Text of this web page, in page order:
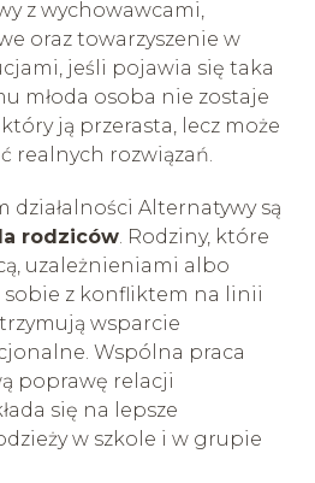
z wychowawcami,
oraz towarzyszenie w
jeśli pojawia się taka
młoda osoba nie zostaje
ją przerasta, lecz może
realnych rozwiązań.
działalności Alternatywy są
rodziców. Rodziny, które
uzależnieniami albo
sobie z konfliktem na linii
wsparcie
Wspólna praca
poprawę relacji
się na lepsze
w szkole i w grupie